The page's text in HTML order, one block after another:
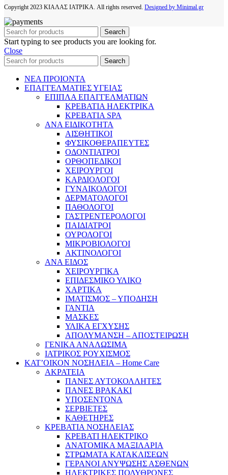
Copyright 2023 ΚΙΑΛΑΣ ΙΑΤΡΙΚΑ. All rights reserved. Designed by Minimal.gr
Search
Start typing to see products you are looking for.
Close
Search
ΝΕΑ ΠΡΟΙΟΝΤΑ
ΕΠΑΓΓΕΛΜΑΤΙΕΣ ΥΓΕΙΑΣ
ΕΠΙΠΛΑ ΕΠΑΓΓΕΛΜΑΤΙΩΝ
ΚΡΕΒΑΤΙΑ ΗΛΕΚΤΡΙΚΑ
ΚΡΕΒΑΤΙΑ SPA
ΑΝΑ ΕΙΔΙΚΟΤΗΤΑ
ΑΙΣΘΗΤΙΚΟΙ
ΦΥΣΙΚΟΘΕΡΑΠΕΥΤΕΣ
ΟΔΟΝΤΙΑΤΡΟΙ
ΟΡΘΟΠΕΔΙΚΟΙ
ΧΕΙΡΟΥΡΓΟΙ
ΚΑΡΔΙΟΛΟΓΟΙ
ΓΥΝΑΙΚΟΛΟΓΟΙ
ΔΕΡΜΑΤΟΛΟΓΟΙ
ΠΑΘΟΛΟΓΟΙ
ΓΑΣΤΡΕΝΤΕΡΟΛΟΓΟΙ
ΠΑΙΔΙΑΤΡΟΙ
ΟΥΡΟΛΟΓΟΙ
ΜΙΚΡΟΒΙΟΛΟΓΟΙ
ΑΚΤΙΝΟΛΟΓΟΙ
ΑΝΑ ΕΙΔΟΣ
ΧΕΙΡΟΥΡΓΙΚΑ
ΕΠΙΔΕΣΜΙΚΟ ΥΛΙΚΟ
ΧΑΡΤΙΚΑ
ΙΜΑΤΙΣΜΟΣ – ΥΠΟΔΗΣΗ
ΓΑΝΤΙΑ
ΜΑΣΚΕΣ
ΥΛΙΚΑ ΕΓΧΥΣΗΣ
ΑΠΟΛΥΜΑΝΣΗ – ΑΠΟΣΤΕΙΡΩΣΗ
ΓΕΝΙΚΑ ΑΝΑΛΩΣΙΜΑ
ΙΑΤΡΙΚΟΣ ΡΟΥΧΙΣΜΟΣ
ΚΑΤ’ΟΙΚΟΝ ΝΟΣΗΛΕΙΑ – Home Care
ΑΚΡΑΤΕΙΑ
ΠΑΝΕΣ ΑΥΤΟΚΟΛΛΗΤΕΣ
ΠΑΝΕΣ ΒΡΑΚΑΚΙ
ΥΠΟΣΕΝΤΟΝΑ
ΣΕΡΒΙΕΤΕΣ
ΚΑΘΕΤΗΡΕΣ
ΚΡΕΒΑΤΙΑ ΝΟΣΗΛΕΙΑΣ
ΚΡΕΒΑΤΙ ΗΛΕΚΤΡΙΚΟ
ΑΝΑΤΟΜΙΚΑ ΜΑΞΙΛΑΡΙΑ
ΣΤΡΩΜΑΤΑ ΚΑΤΑΚΛΙΣΕΩΝ
ΓΕΡΑΝΟΙ ΑΝΥΨΩΣΗΣ ΑΣΘΕΝΩΝ
ΗΛΕΚΤΡΙΚΕΣ ΠΟΛΥΘΡΟΝΕΣ